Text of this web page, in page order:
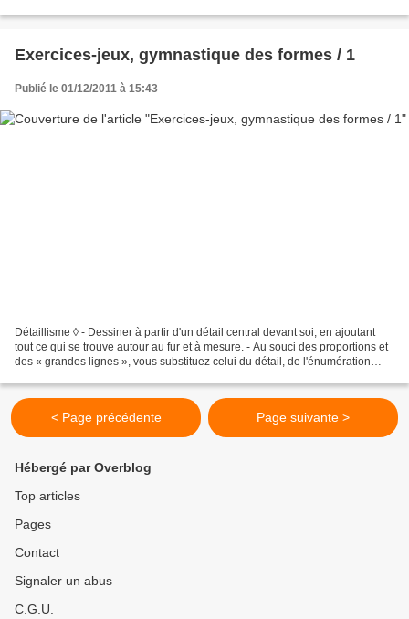
Exercices-jeux, gymnastique des formes / 1
Publié le 01/12/2011 à 15:43
Détaillisme ◊ - Dessiner à partir d'un détail central devant soi, en ajoutant
tout ce qui se trouve autour au fur et à mesure. - Au souci des proportions et
des « grandes lignes », vous substituez celui du détail, de l'énumération
< Page précédente Page suivante >
Hébergé par Overblog
Top articles
Pages
Contact
Signaler un abus
C.G.U.